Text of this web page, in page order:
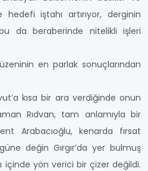
iştahı artırıyor, derginin
bu da beraberinde nitelikli işleri
en parlak sonuçlarından
kısa bir ara verdiğinde onun
Rıdvan, tam anlamıyla bir
Arabacıoğlu, kenarda fırsat
değin Gırgır’da yer bulmuş
içinde yön verici bir çizer değildi.